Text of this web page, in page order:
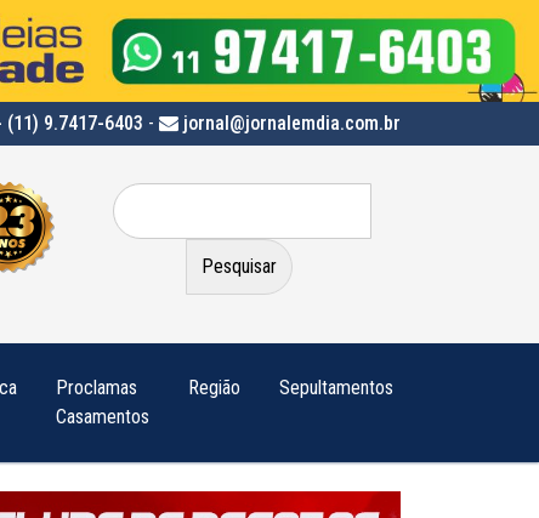
9.7417-6403 - jornal@jornalemdia.com.br
Pesquisar
por:
Proclamas
Casamentos
Região Sepultamentos